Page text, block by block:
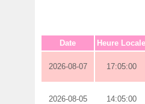
Date Heure Locale
2026-08-07 17:05:00
2026-08-05 14:05:00